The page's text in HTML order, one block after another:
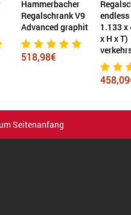
Hammerbacher
Regalschrank V9
Advanced graphit
518,98€
1.133 x
x H x T)
Seitenanfang